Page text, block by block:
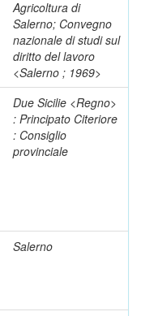
Agricoltura di
Salerno; Convegno
nazionale di studi sul
diritto del lavoro
<Salerno ; 1969>
Due Sicilie <Regno>
: Principato Citeriore
: Consiglio
provinciale
Salerno